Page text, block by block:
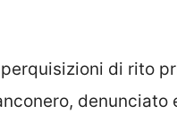
di rito
denunciato